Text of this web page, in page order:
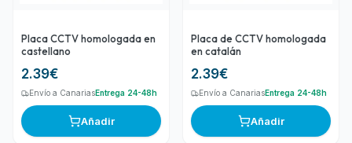
Placa CCTV homologada en
castellano
2.39€
Envío a CanariasEntrega 24-48h
Añadir
Placa de CCTV homologada
en catalán
2.39€
Envío a CanariasEntrega 24-48h
Añadir